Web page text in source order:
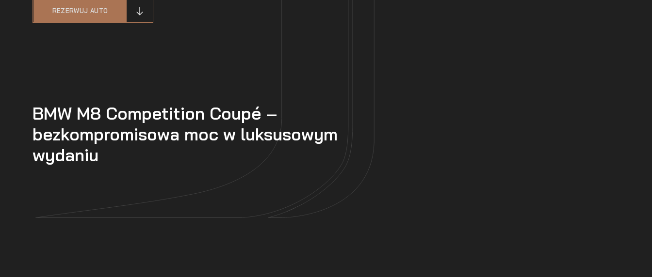
REZERWUJ AUTO
BMW M8 Competition Coupé –
bezkompromisowa moc w luksusowym
wydaniu